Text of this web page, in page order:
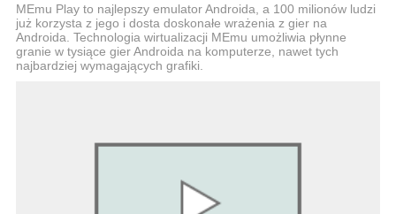
MEmu Play to najlepszy emulator Androida, a 100 milionów ludzi
już korzysta z jego i dosta doskonałe wrażenia z gier na
Androida. Technologia wirtualizacji MEmu umożliwia płynne
granie w tysiące gier Androida na komputerze, nawet tych
najbardziej wymagających grafiki.